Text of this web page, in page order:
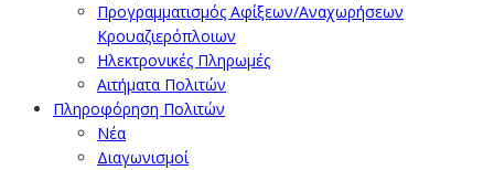
Προγραμματισμός Αφίξεων/Αναχωρήσεων
Κρουαζιερόπλοιων
Ηλεκτρονικές Πληρωμές
Αιτήματα Πολιτών
Πληροφόρηση Πολιτών
Νέα
Διαγωνισμοί